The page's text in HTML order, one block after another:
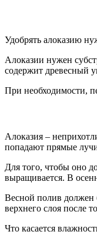
Удобрять алоказию
Алоказии нужен
содержит древесный
При необходимости,
Алоказия –
попадают прямые
Для того, чтобы оно
выращивается. В
Весной полив должен
верхнего слоя после
Что касается